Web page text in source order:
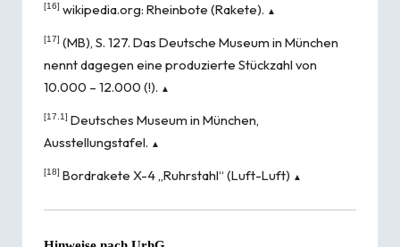
[16] wikipedia.org: Rheinbote (Rakete). ▲
[17] (MB), S. 127. Das Deutsche Museum in München
nennt dagegen eine produzierte Stückzahl von
10.000 – 12.000 (!). ▲
[17.1] Deutsches Museum in München,
Ausstellungstafel. ▲
[18] Bordrakete X-4 „Ruhrstahl“ (Luft-Luft) ▲